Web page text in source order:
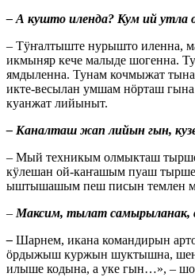
– А кушто иленда? Кум ий
– Тӱҥалтыште нурышто иленна,
икмыняр кече малыде шогенна.
ямдыленна. Тунам кочмыжат
икте-весылан умшам нӧрташ
куанжат лийыныт.
– Каналташ жап лийын гын,
– Мый техникым олмыкташ
кӱлешан ой-каҥашым пуаш
ыштышашым пеш писын темлен
– Максим, тылат самырыланак,
– Шарнем, икана командирын
ӧрдыжыш куржын шуктышна,
илыше кодына, а уке гын…», –